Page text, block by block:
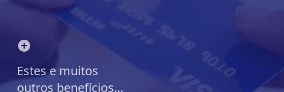
Estes e muitos
outros benefícios…